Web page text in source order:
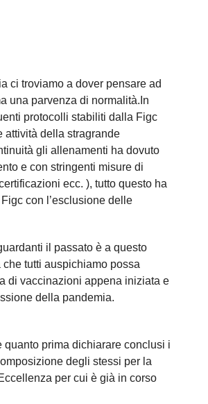
ci troviamo a dover pensare ad
una parvenza di normalità.In
protocolli stabiliti dalla Figc
attività della stragrande
gli allenamenti ha dovuto
e con stringenti misure di
ecc. ), tutto questo ha
con l’esclusione delle
il passato è a questo
tutti auspichiamo possa
di vaccinazioni appena iniziata e
della pandemia.
prima dichiarare conclusi i
degli stessi per la
per cui è già in corso